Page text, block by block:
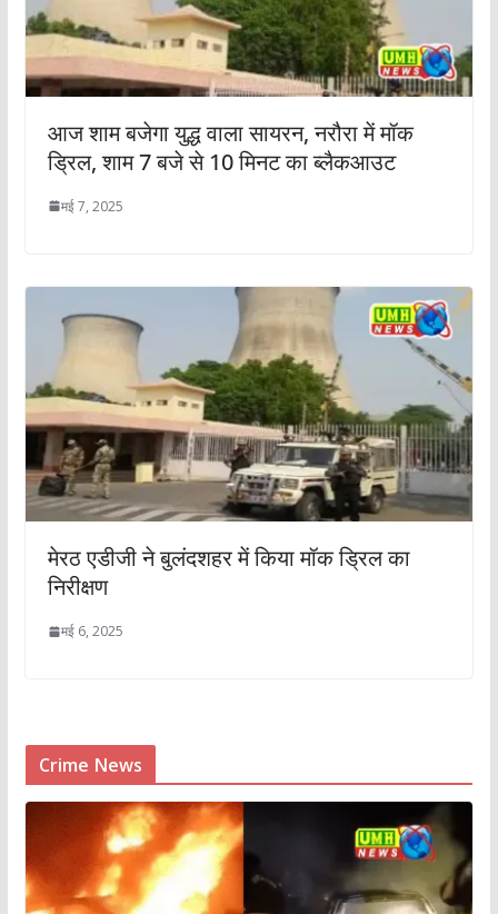
आज शाम बजेगा युद्ध वाला सायरन, नरौरा में मॉक
ड्रिल, शाम 7 बजे से 10 मिनट का ब्लैकआउट
मई 7, 2025
मेरठ एडीजी ने बुलंदशहर में किया मॉक ड्रिल का
निरीक्षण
मई 6, 2025
Crime News